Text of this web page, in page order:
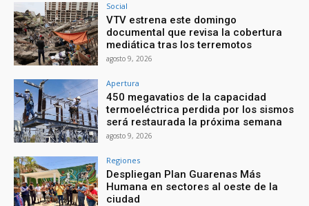
Social
VTV estrena este domingo
documental que revisa la cobertura
mediática tras los terremotos
agosto 9, 2026
Apertura
450 megavatios de la capacidad
termoeléctrica perdida por los sismos
será restaurada la próxima semana
agosto 9, 2026
Regiones
Despliegan Plan Guarenas Más
Humana en sectores al oeste de la
ciudad